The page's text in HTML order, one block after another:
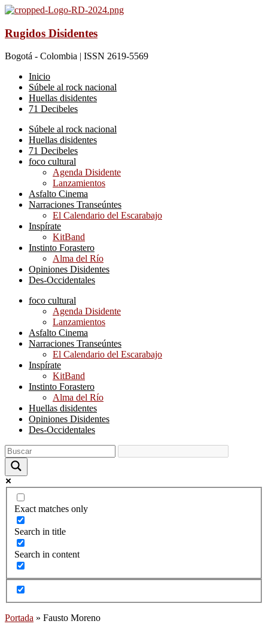
Rugidos Disidentes
Bogotá - Colombia | ISSN 2619-5569
Inicio
Súbele al rock nacional
Huellas disidentes
71 Decibeles
Súbele al rock nacional
Huellas disidentes
71 Decibeles
foco cultural
Agenda Disidente
Lanzamientos
Asfalto Cinema
Narraciones Transeúntes
El Calendario del Escarabajo
Inspírate
KitBand
Instinto Forastero
Alma del Río
Opiniones Disidentes
Des-Occidentales
foco cultural
Agenda Disidente
Lanzamientos
Asfalto Cinema
Narraciones Transeúntes
El Calendario del Escarabajo
Inspírate
KitBand
Instinto Forastero
Alma del Río
Huellas disidentes
Opiniones Disidentes
Des-Occidentales
Exact matches only
Search in title
Search in content
Portada » Fausto Moreno